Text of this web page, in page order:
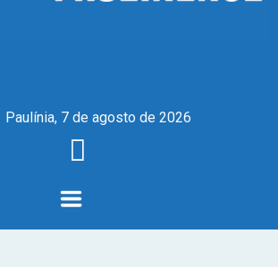
Paulínia, 7 de agosto de 2026